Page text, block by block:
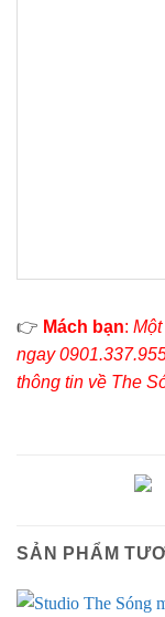
👉 Mách bạn:
ngay
thông tin về The
SẢN PHẨM